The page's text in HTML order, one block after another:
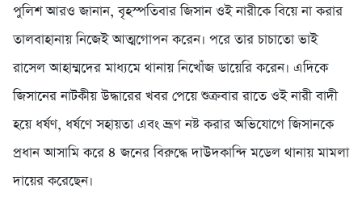
পুলিশ আরও জানান, বৃহস্পতিবার জিসান ওই নারীকে বিয়ে না করার
তালবাহানায় নিজেই আত্মগোপন করেন। পরে তার চাচাতো ভাই
রাসেল আহাম্মদের মাধ্যমে থানায় নিখোঁজ ডায়েরি করেন। এদিকে
জিসানের নাটকীয় উদ্ধারের খবর পেয়ে শুক্রবার রাতে ওই নারী বাদী
হয়ে ধর্ষণ, ধর্ষণে সহায়তা এবং ভ্রূণ নষ্ট করার অভিযোগে জিসানকে
প্রধান আসামি করে ৪ জনের বিরুদ্ধে দাউদকান্দি মডেল থানায় মামলা
দায়ের করেছেন।